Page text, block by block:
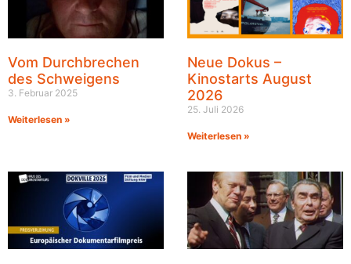
Vom Durchbrechen
des Schweigens
3. Februar 2025
Weiterlesen »
Neue Dokus –
Kinostarts August
2026
25. Juli 2026
Weiterlesen »